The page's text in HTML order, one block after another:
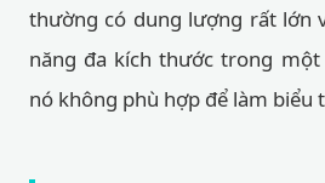
thường có dung lượng rất lớn
năng đa kích thước trong
nó không phù hợp để làm biểu